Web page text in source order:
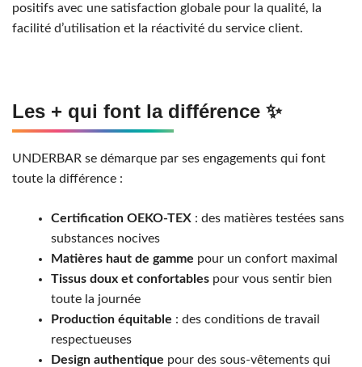
positifs avec une satisfaction globale pour la qualité, la
facilité d’utilisation et la réactivité du service client.
Les + qui font la différence ✨
UNDERBAR se démarque par ses engagements qui font
toute la différence :
Certification OEKO-TEX : des matières testées sans
substances nocives
Matières haut de gamme pour un confort maximal
Tissus doux et confortables pour vous sentir bien
toute la journée
Production équitable : des conditions de travail
respectueuses
Design authentique pour des sous-vêtements qui